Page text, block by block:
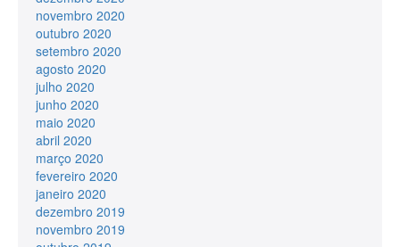
novembro 2020
outubro 2020
setembro 2020
agosto 2020
julho 2020
junho 2020
maio 2020
abril 2020
março 2020
fevereiro 2020
janeiro 2020
dezembro 2019
novembro 2019